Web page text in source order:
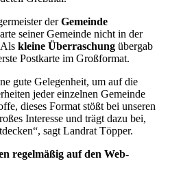
derGemeinde
seiner Gemeinde nicht in der
kleine Überraschung übergab
Postkarte im Großformat.
gute Gelegenheit, um auf die
jeder einzelnen Gemeinde
dieses Format stößt bei unseren
Interesse und trägt dazu bei,
sagt Landrat Töpper.
regelmäßig auf den Web-